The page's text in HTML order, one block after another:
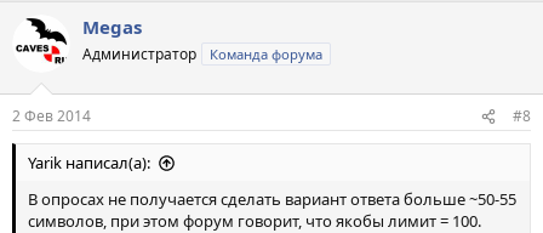
Megas
Администратор Команда форума
2 Фев 2014 #8
Yarik написал(а):
В опросах не получается сделать вариант ответа больше ~50-55
символов, при этом форум говорит, что якобы лимит = 100.